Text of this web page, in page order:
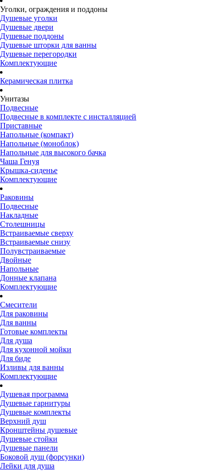
Уголки, ограждения и поддоны
Душевые уголки
Душевые двери
Душевые поддоны
Душевые шторки для ванны
Душевые перегородки
Комплектующие
Керамическая плитка
Унитазы
Подвесные
Подвесные в комплекте с инсталляцией
Приставные
Напольные (компакт)
Напольные (моноблок)
Напольные для высокого бачка
Чаша Генуя
Крышка-сиденье
Комплектующие
Раковины
Подвесные
Накладные
Столешницы
Встраиваемые сверху
Встраиваемые снизу
Полувстраиваемые
Двойные
Напольные
Донные клапана
Комплектующие
Смесители
Для раковины
Для ванны
Готовые комплекты
Для душа
Для кухонной мойки
Для биде
Изливы для ванны
Комплектующие
Душевая программа
Душевые гарнитуры
Душевые комплекты
Верхний душ
Кронштейны душевые
Душевые стойки
Душевые панели
Боковой душ (форсунки)
Лейки для душа